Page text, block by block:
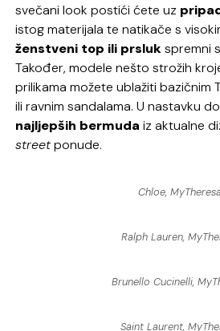
svečani look postići ćete uz
istog materijala te natikače s
ženstveni top ili prslukspremni
Također, modele nešto strožih
prilikama možete ublažiti bazičnim
ili ravnim sandalama. U nastavku
najljepših bermuda iz aktualne
streetponude.
Chloe, MyTheresa
Ralph Lauren,
Brunello Cucinelli,
Saint Laurent,